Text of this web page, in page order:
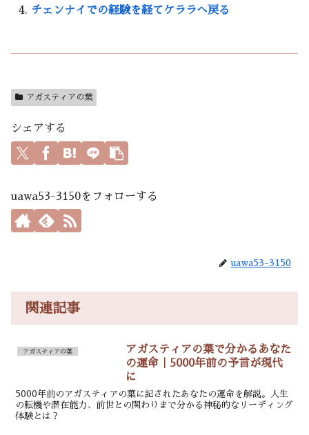
チェンナイでの経験を経てケララへ戻る
アガスティアの葉
シェアする
uawa53-3150をフォローする
uawa53-3150
関連記事
アガスティアの葉
アガスティアの葉で分かるあなた
の運命｜5000年前の予言が現代
に
5000年前のアガスティアの葉に記されたあなたの運命を解説。人生
の転機や潜在能力、前世との関わりまで分かる神秘的なリーディング
体験とは？